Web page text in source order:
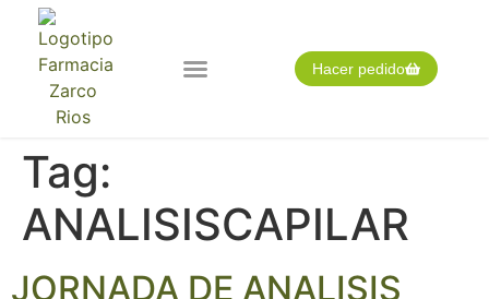
Hacer pedido
Tag:
ANALISISCAPILAR
JORNADA DE ANALISIS